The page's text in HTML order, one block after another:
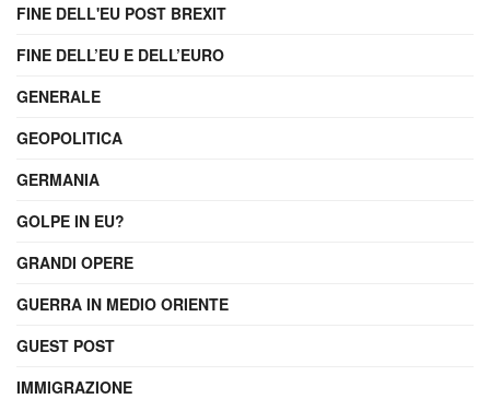
FINE DELL'EU POST BREXIT
FINE DELL’EU E DELL’EURO
GENERALE
GEOPOLITICA
GERMANIA
GOLPE IN EU?
GRANDI OPERE
GUERRA IN MEDIO ORIENTE
GUEST POST
IMMIGRAZIONE